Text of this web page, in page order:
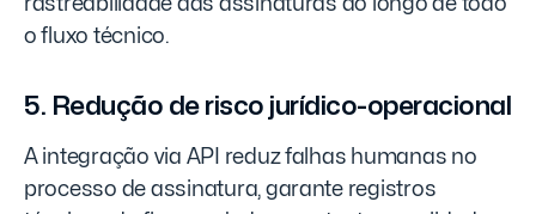
rastreabilidade das assinaturas ao longo de todo
o fluxo técnico.
5. Redução de risco jurídico-operacional
A integração via API reduz falhas humanas no
processo de assinatura, garante registros